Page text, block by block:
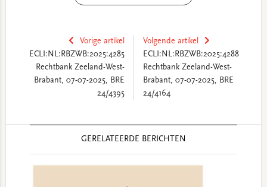
Vorige artikel
ECLI:NL:RBZWB:2025:4285
Rechtbank Zeeland-West-
Brabant, 07-07-2025, BRE
24/4395
Volgende artikel
ECLI:NL:RBZWB:2025:4288
Rechtbank Zeeland-West-
Brabant, 07-07-2025, BRE
24/4164
GERELATEERDE BERICHTEN